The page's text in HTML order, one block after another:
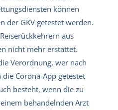
können
der GKV getestet werden.
aus
nicht mehr erstattet.
Verordnung, wer nach
Corona-App getestet
besteht, wenn die zu
behandelnden Arzt